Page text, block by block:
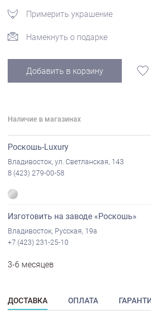
Примерить украшение
Намекнуть о подарке
Добавить в корзину
Наличие в магазинах
Роскошь-Luxury
Владивосток, ул. Светланская, 143
8 (423) 279-00-58
Изготовить на заводе «Роскошь»
Владивосток, Русская, 19а
+7 (423) 231-25-10
3-6 месяцев
ДОСТАВКА ОПЛАТА